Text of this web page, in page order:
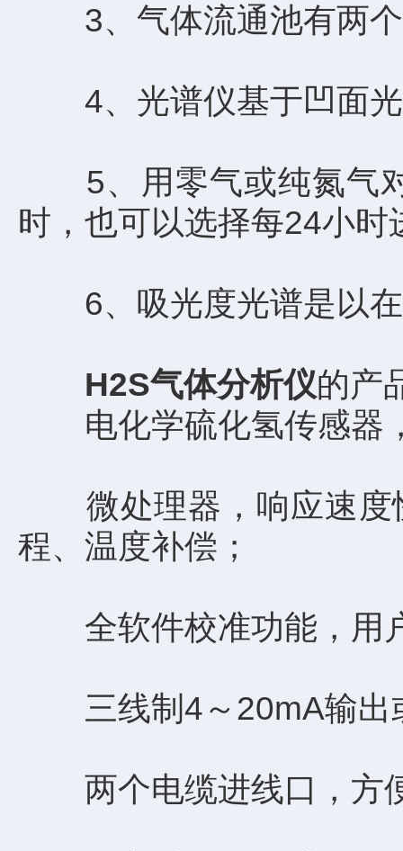
3、气体流通池有两个
4、光谱仪基于凹面光
5、用零气或纯氮气对
时，也可以选择每24小
6、吸光度光谱是以在
H2S气体分析仪的产
电化学硫化氢传感器
微处理器，响应速度
程、温度补偿；
全软件校准功能，用户
三线制4～20mA输出
两个电缆进线口，方